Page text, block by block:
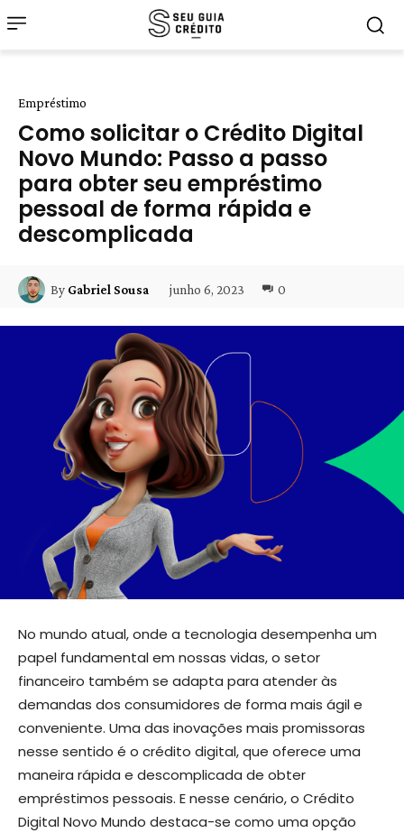
Empréstimo
Como solicitar o Crédito Digital
Novo Mundo: Passo a passo
para obter seu empréstimo
pessoal de forma rápida e
descomplicada
By Gabriel Sousa junho 6, 2023 0
No mundo atual, onde a tecnologia desempenha um
papel fundamental em nossas vidas, o setor
financeiro também se adapta para atender às
demandas dos consumidores de forma mais ágil e
conveniente. Uma das inovações mais promissoras
nesse sentido é o crédito digital, que oferece uma
maneira rápida e descomplicada de obter
empréstimos pessoais. E nesse cenário, o Crédito
Digital Novo Mundo destaca-se como uma opção